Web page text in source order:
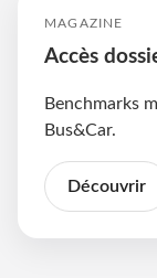
MAGAZINE
Accès
Benchmarks
Bus&Car.
Découvrir